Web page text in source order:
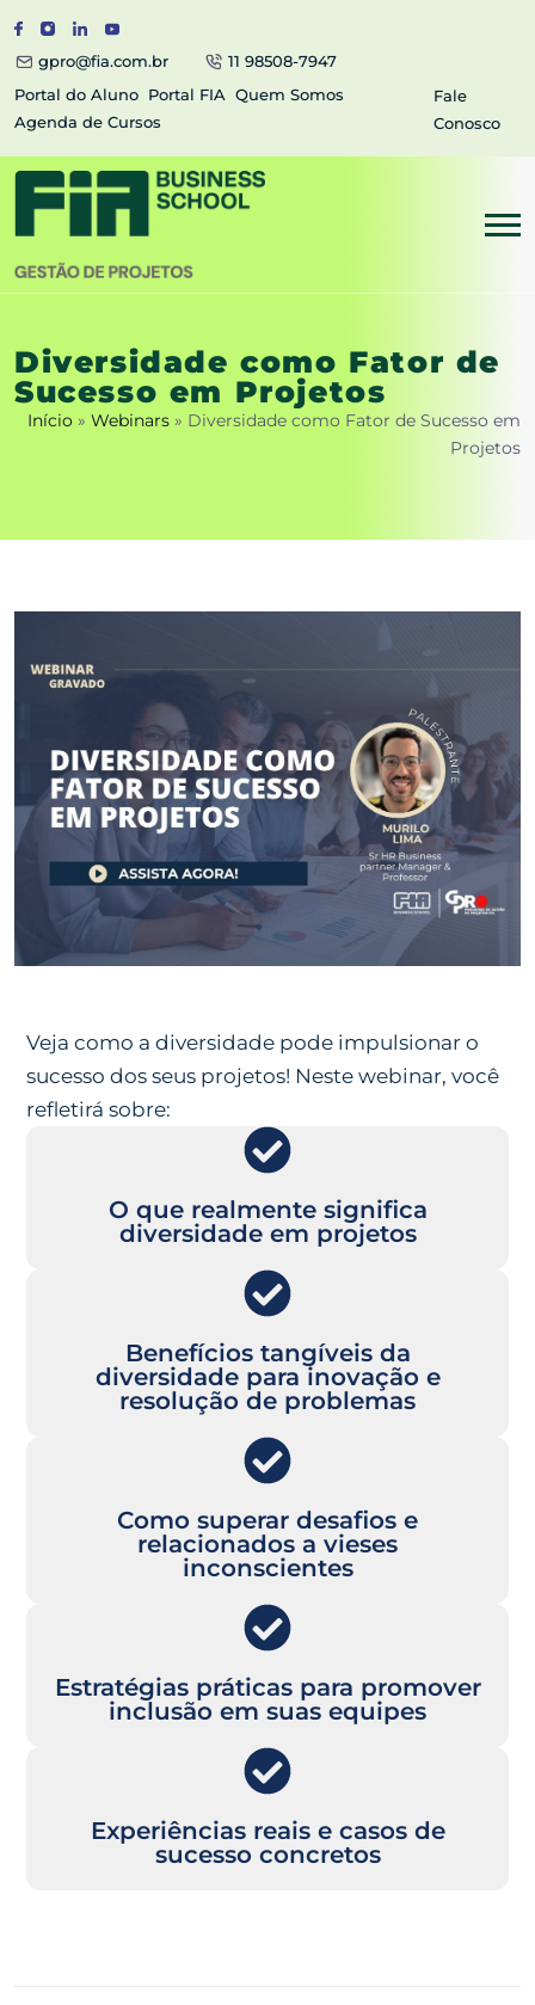
gpro@fia.com.br
11 98508-7947
Portal do Aluno Portal FIA Quem Somos
Agenda de Cursos
Fale
Conosco
Diversidade como Fator de
Sucesso em Projetos
Início » Webinars » Diversidade como Fator de Sucesso em
Projetos
Veja como a diversidade pode impulsionar o
sucesso dos seus projetos! Neste webinar, você
refletirá sobre:
O que realmente significa
diversidade em projetos
Benefícios tangíveis da
diversidade para inovação e
resolução de problemas
Como superar desafios e
relacionados a vieses
inconscientes
Estratégias práticas para promover
inclusão em suas equipes
Experiências reais e casos de
sucesso concretos